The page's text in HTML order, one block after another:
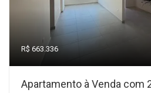
R$ 663.336
Apartamento à Venda com